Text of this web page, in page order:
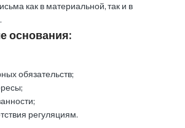
как в материальной, так и в
основания:
обязательств;
регуляциям.